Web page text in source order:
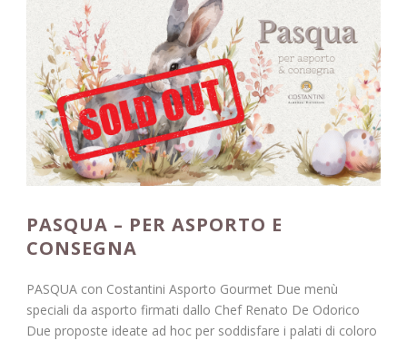
PASQUA – PER ASPORTO E
CONSEGNA
PASQUA con Costantini Asporto Gourmet Due menù
speciali da asporto firmati dallo Chef Renato De Odorico
Due proposte ideate ad hoc per soddisfare i palati di coloro